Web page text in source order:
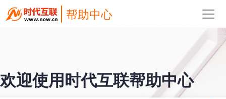
帮助中心
欢迎使用时代互联帮助中心